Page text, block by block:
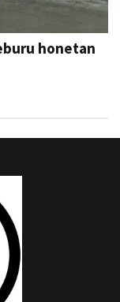
honetan